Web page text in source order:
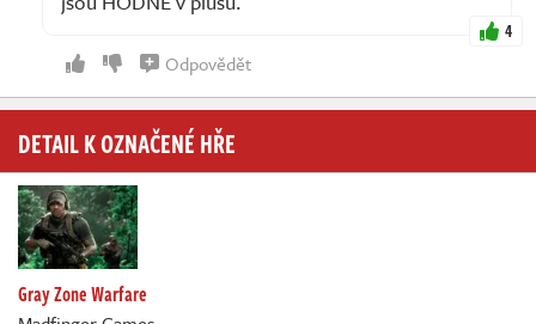
4
Odpovědět
DETAIL K OZNAČENÉ HŘE
Gray Zone Warfare